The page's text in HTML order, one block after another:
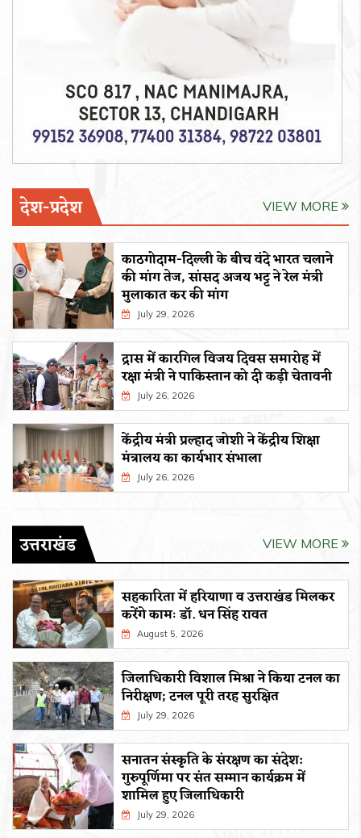
देश-प्रदेश VIEW MORE
काठगोदाम-दिल्ली के बीच वंदे भारत चलाने
की मांग तेज, सांसद अजय भट्ट ने रेल मंत्री
मुलाकात कर की मांग
July 29, 2026
द्रास में कारगिल विजय दिवस समारोह में
रक्षा मंत्री ने पाकिस्तान को दी कड़ी चेतावनी
July 26, 2026
केंद्रीय मंत्री प्रल्हाद जोशी ने केंद्रीय शिक्षा
मंत्रालय का कार्यभार संभाला
July 26, 2026
उत्तराखंड VIEW MORE
सहकारिता में हरियाणा व उत्तराखंड मिलकर
करेंगे कामः डाॅ. धन सिंह रावत
August 5, 2026
जिलाधिकारी विशाल मिश्रा ने किया टनल का
निरीक्षण; टनल पूरी तरह सुरक्षित
July 29, 2026
सनातन संस्कृति के संरक्षण का संदेश:
गुरुपूर्णिमा पर संत सम्मान कार्यक्रम में
शामिल हुए जिलाधिकारी
July 29, 2026